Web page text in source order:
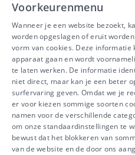
info@ibeve.be
asbest@ibeve.be
Ondernemingsnummer:
IBEVE
IDEWE
Voorkeurenmenu
Wanneer je een website bezoekt,
worden opgeslagen of eruit
vorm van cookies. Deze
apparaat gaan en wordt
te laten werken. De informatie
niet direct, maar kan je een beter
surfervaring geven. Omdat we je
er voor kiezen sommige soorten
namen voor de verschillende
om onze standaardinstellingen te
bewust dat het blokkeren van
van de website en de door ons